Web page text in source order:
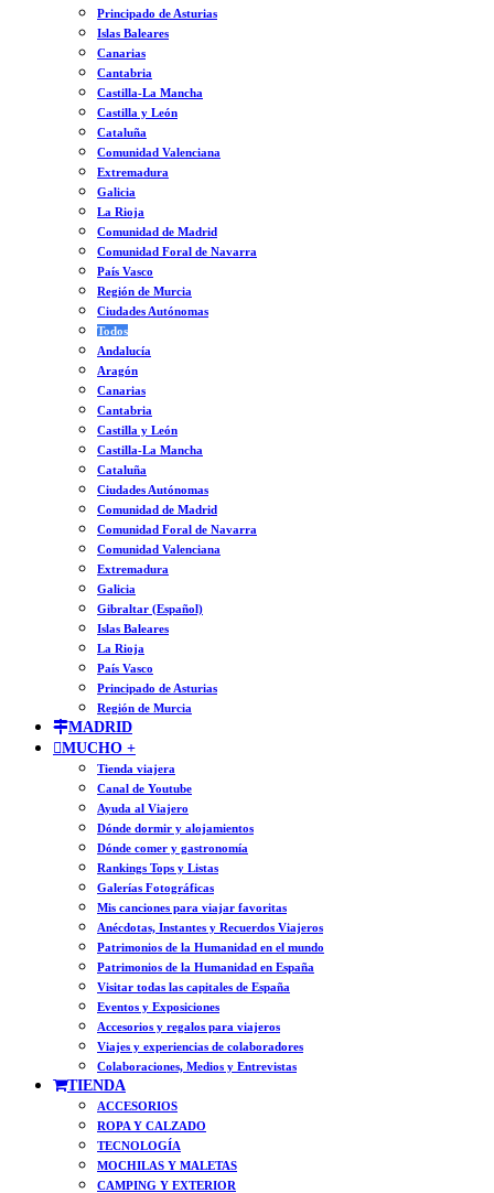
Principado de Asturias
Islas Baleares
Canarias
Cantabria
Castilla-La Mancha
Castilla y León
Cataluña
Comunidad Valenciana
Extremadura
Galicia
La Rioja
Comunidad de Madrid
Comunidad Foral de Navarra
País Vasco
Región de Murcia
Ciudades Autónomas
Todos
Andalucía
Aragón
Canarias
Cantabria
Castilla y León
Castilla-La Mancha
Cataluña
Ciudades Autónomas
Comunidad de Madrid
Comunidad Foral de Navarra
Comunidad Valenciana
Extremadura
Galicia
Gibraltar (Español)
Islas Baleares
La Rioja
País Vasco
Principado de Asturias
Región de Murcia
MADRID
MUCHO +
Tienda viajera
Canal de Youtube
Ayuda al Viajero
Dónde dormir y alojamientos
Dónde comer y gastronomía
Rankings Tops y Listas
Galerías Fotográficas
Mis canciones para viajar favoritas
Anécdotas, Instantes y Recuerdos Viajeros
Patrimonios de la Humanidad en el mundo
Patrimonios de la Humanidad en España
Visitar todas las capitales de España
Eventos y Exposiciones
Accesorios y regalos para viajeros
Viajes y experiencias de colaboradores
Colaboraciones, Medios y Entrevistas
TIENDA
ACCESORIOS
ROPA Y CALZADO
TECNOLOGÍA
MOCHILAS Y MALETAS
CAMPING Y EXTERIOR